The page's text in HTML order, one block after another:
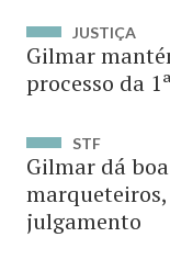
JUSTIÇA
Gilmar
processo da
STF
Gilmar dá
marqueteiros,
julgamento